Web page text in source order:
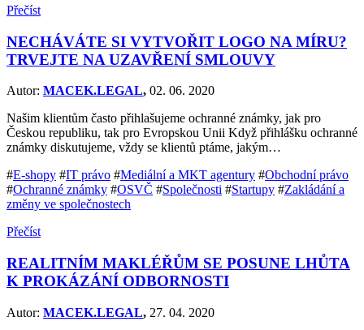
Přečíst
NECHÁVÁTE SI VYTVOŘIT LOGO NA MÍRU?
TRVEJTE NA UZAVŘENÍ SMLOUVY
Autor: MACEK.LEGAL, 02. 06. 2020
Našim klientům často přihlašujeme ochranné známky, jak pro
Českou republiku, tak pro Evropskou Unii Když přihlášku ochranné
známky diskutujeme, vždy se klientů ptáme, jakým…
#E-shopy #IT právo #Mediální a MKT agentury #Obchodní právo
#Ochranné známky #OSVČ #Společnosti #Startupy #Zakládání a
změny ve společnostech
Přečíst
REALITNÍM MAKLÉŘŮM SE POSUNE LHŮTA
K PROKÁZÁNÍ ODBORNOSTI
Autor: MACEK.LEGAL, 27. 04. 2020